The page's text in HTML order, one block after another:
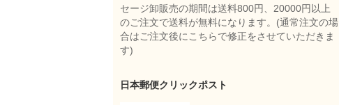
セージ卸販売の期間は送料800円、20000円以上
のご注文で送料が無料になります。(通常注文の場
合はご注文後にこちらで修正をさせていただきま
す)
日本郵便クリックポスト